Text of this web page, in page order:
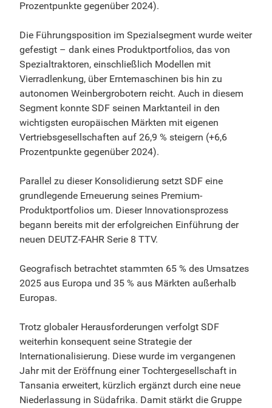
Prozentpunkte gegenüber 2024).
Die Führungsposition im Spezialsegment wurde weiter
gefestigt – dank eines Produktportfolios, das von
Spezialtraktoren, einschließlich Modellen mit
Vierradlenkung, über Erntemaschinen bis hin zu
autonomen Weinbergrobotern reicht. Auch in diesem
Segment konnte SDF seinen Marktanteil in den
wichtigsten europäischen Märkten mit eigenen
Vertriebsgesellschaften auf 26,9 % steigern (+6,6
Prozentpunkte gegenüber 2024).
Parallel zu dieser Konsolidierung setzt SDF eine
grundlegende Erneuerung seines Premium-
Produktportfolios um. Dieser Innovationsprozess
begann bereits mit der erfolgreichen Einführung der
neuen DEUTZ-FAHR Serie 8 TTV.
Geografisch betrachtet stammten 65 % des Umsatzes
2025 aus Europa und 35 % aus Märkten außerhalb
Europas.
Trotz globaler Herausforderungen verfolgt SDF
weiterhin konsequent seine Strategie der
Internationalisierung. Diese wurde im vergangenen
Jahr mit der Eröffnung einer Tochtergesellschaft in
Tansania erweitert, kürzlich ergänzt durch eine neue
Niederlassung in Südafrika. Damit stärkt die Gruppe